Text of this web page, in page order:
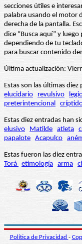
secciones útiles e
palabra usando el motor
derecha de la pantalla.
dice “Busca aquí” y
dependiendo de tu
para buscar contenido
Última actualización:
Estas son las últimas
elucidario
revulsivo
preterintencional
Estas diez entradas han
elusivo
Matilde atleta
papalote Acapulco
Estas fueron las diez
Torá etimología arma
Política de Privacidad -